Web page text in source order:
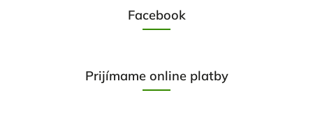
Facebook
Prijímame online platby